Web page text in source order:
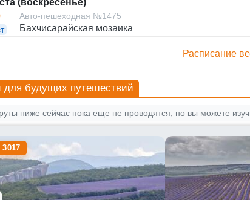
Авто-пешеходная №1475
Бахчисарайская мозаика
Расписание
для будущих путешествий
ниже сейчас пока еще не проводятся, но вы можете